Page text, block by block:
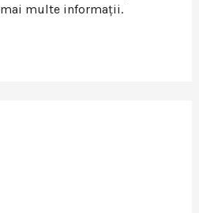
mai multe informații.